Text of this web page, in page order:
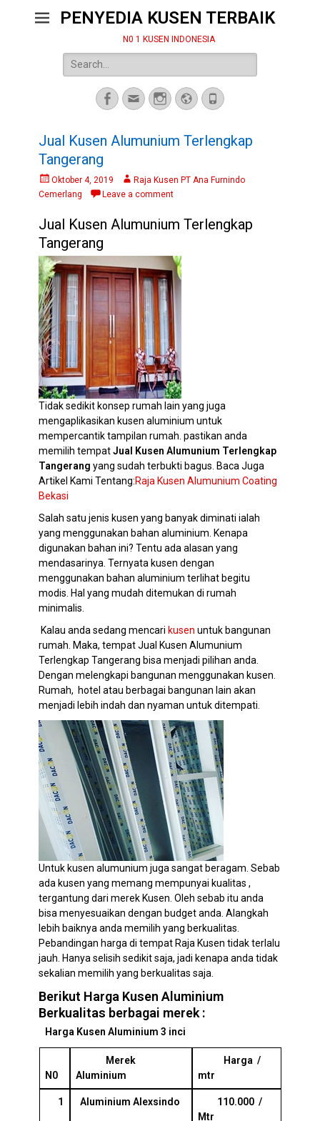
PENYEDIA KUSEN TERBAIK
N0 1 KUSEN INDONESIA
Search
for:
Facebook
EmailInstagram
WebsitePhone
Jual Kusen Alumunium Terlengkap
Tangerang
Posted
on
Oktober 4, 2019 AuthorRaja Kusen PT Ana Furnindo
Cemerlang
Leave a comment
Jual Kusen Alumunium Terlengkap
Tangerang
Tidak sedikit konsep rumah lain yang juga
mengaplikasikan kusen aluminium untuk
mempercantik tampilan rumah. pastikan anda
memilih tempatJual Kusen Alumunium Terlengkap
Tangerang yang sudah terbukti bagus. Baca Juga
Artikel Kami Tentang:Raja Kusen Alumunium Coating
Bekasi
Salah satu jenis kusen yang banyak diminati ialah
yang menggunakan bahan aluminium. Kenapa
digunakan bahan ini? Tentu ada alasan yang
mendasarinya. Ternyata kusen dengan
menggunakan bahan aluminium terlihat begitu
modis. Hal yang mudah ditemukan di rumah
minimalis.
Kalau anda sedang mencari kusen untuk bangunan
rumah. Maka, tempat Jual Kusen Alumunium
Terlengkap Tangerang bisa menjadi pilihan anda.
Dengan melengkapi bangunan menggunakan kusen.
Rumah, hotel atau berbagai bangunan lain akan
menjadi lebih indah dan nyaman untuk ditempati.
Untuk kusen alumunium juga sangat beragam. Sebab
ada kusen yang memang mempunyai kualitas ,
tergantung dari merek Kusen. Oleh sebab itu anda
bisa menyesuaikan dengan budget anda. Alangkah
lebih baiknya anda memilih yang berkualitas.
Pebandingan harga di tempat Raja Kusen tidak terlalu
jauh. Hanya selisih sedikit saja, jadi kenapa anda tidak
sekalian memilih yang berkualitas saja.
Berikut Harga Kusen Aluminium
Berkualitas berbagai merek :
Harga Kusen Aluminium 3 inci
N0
Merek
Aluminium
Harga /
mtr
1 Aluminium Alexsindo
110.000 /
Mtr